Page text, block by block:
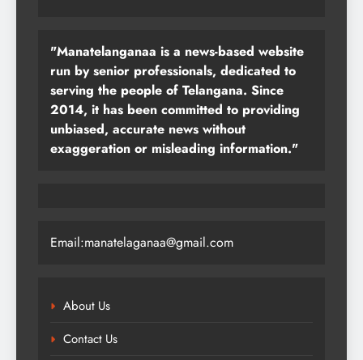
"Manatelanganaa is a news-based website
run by senior professionals, dedicated to
serving the people of Telangana. Since
2014, it has been committed to providing
unbiased, accurate news without
exaggeration or misleading information."
Email:manatelaganaa@gmail.com
About Us
Contact Us